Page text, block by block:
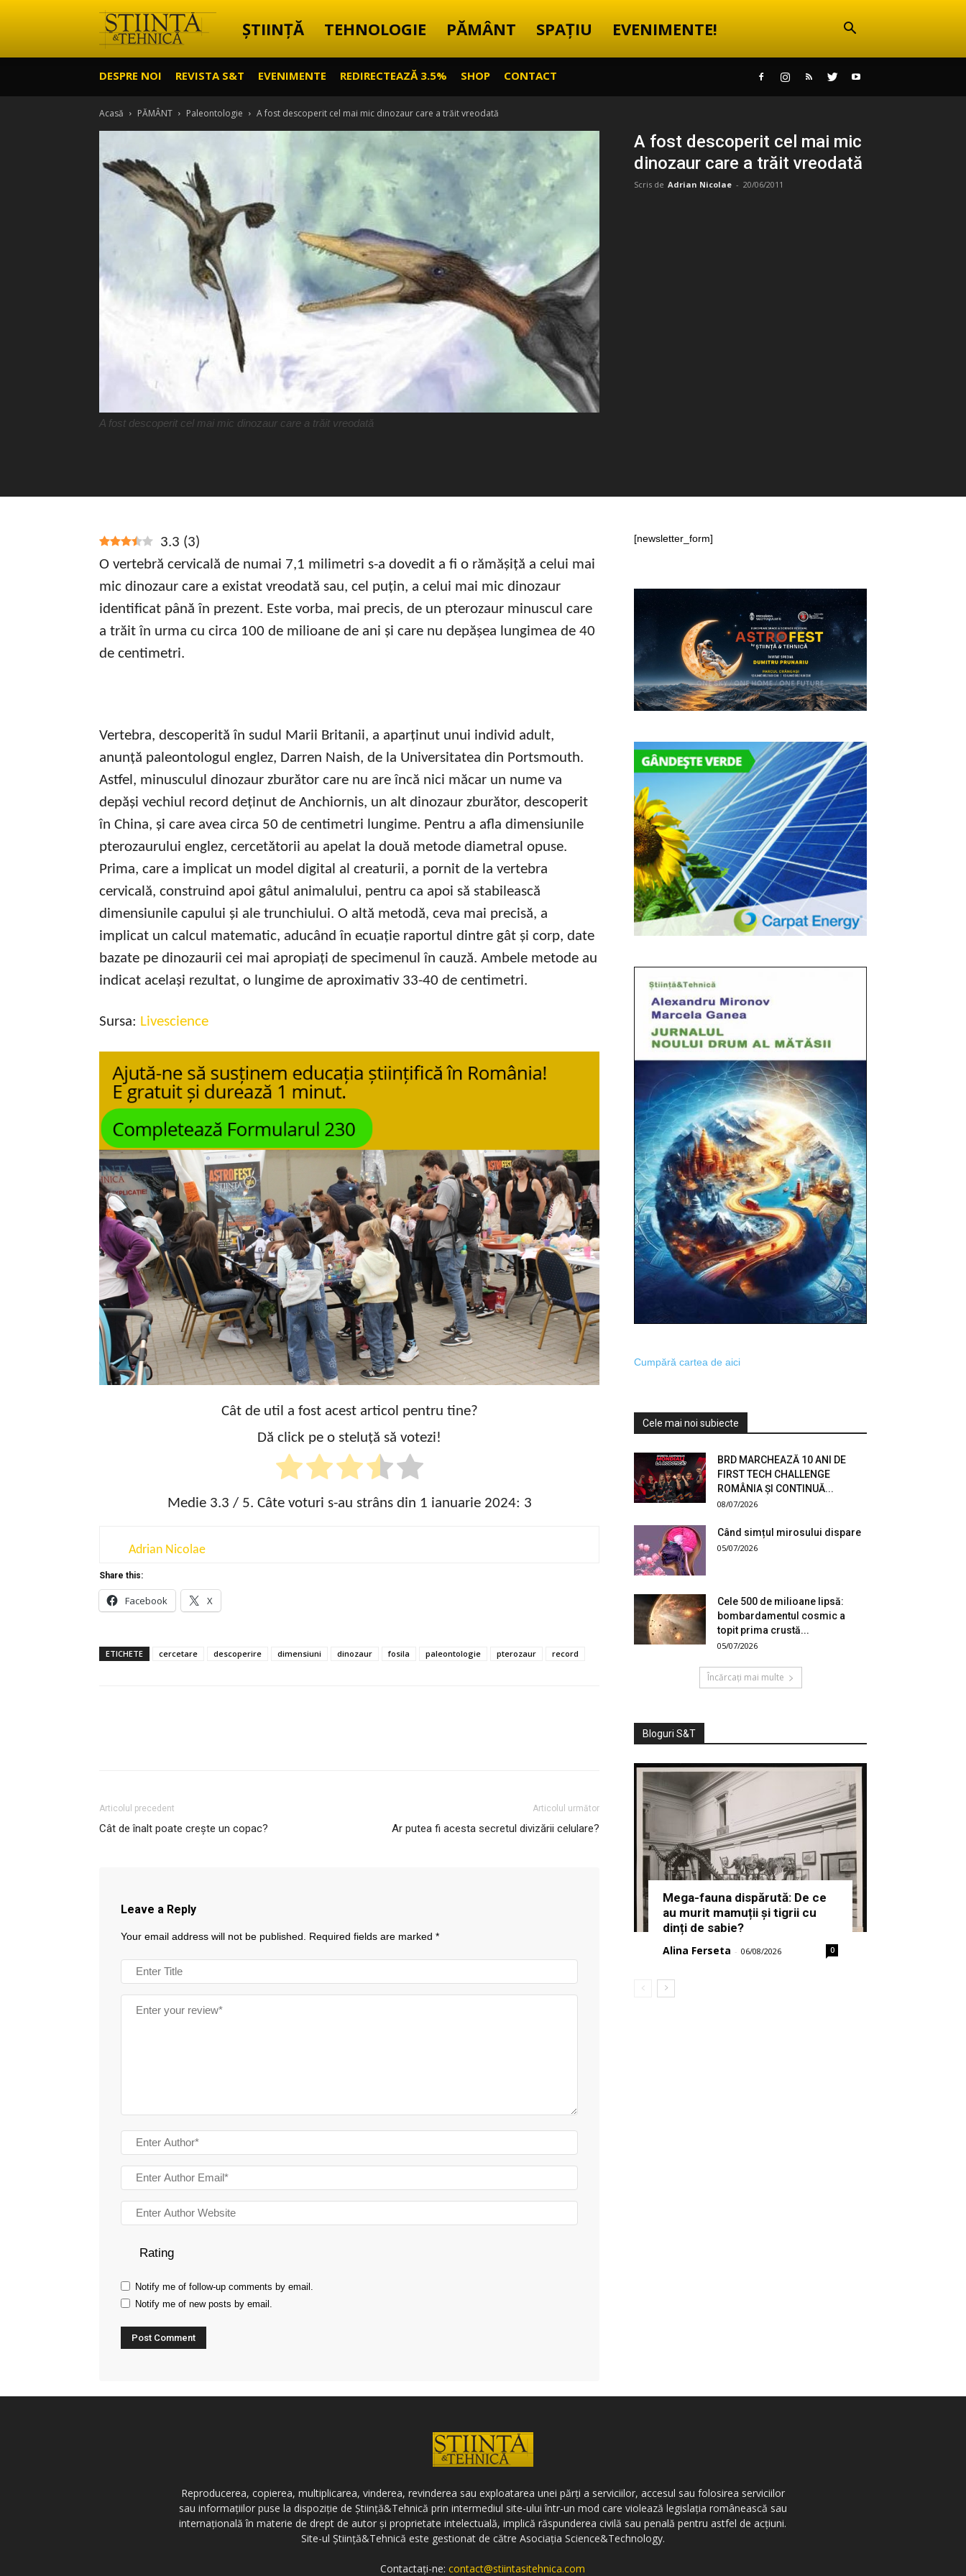
Știință
ȘTIINȚĂ TEHNOLOGIE PĂMÂNT SPAȚIU EVENIMENTE!
DESPRE NOI REVISTA S&T EVENIMENTE REDIRECTEAZĂ 3.5% SHOP CONTACT
Acasă PĂMÂNT Paleontologie A fost descoperit cel mai mic dinozaur care a trăit vreodată
A fost descoperit cel mai mic
dinozaur care a trăit vreodată
Scris de Adrian Nicolae - 20/06/2011
A fost descoperit cel mai mic dinozaur care a trăit vreodată
3.3 (3)
O vertebră cervicală de numai 7,1 milimetri s-a dovedit a fi o rămășiță a celui mai
mic dinozaur care a existat vreodată sau, cel puțin, a celui mai mic dinozaur
identificat până în prezent. Este vorba, mai precis, de un pterozaur minuscul care
a trăit în urma cu circa 100 de milioane de ani și care nu depășea lungimea de 40
de centimetri.
Vertebra, descoperită în sudul Marii Britanii, a aparținut unui individ adult,
anunță paleontologul englez, Darren Naish, de la Universitatea din Portsmouth.
Astfel, minusculul dinozaur zburător care nu are încă nici măcar un nume va
depăși vechiul record deținut de Anchiornis, un alt dinozaur zburător, descoperit
în China, și care avea circa 50 de centimetri lungime. Pentru a afla dimensiunile
pterozaurului englez, cercetătorii au apelat la două metode diametral opuse.
Prima, care a implicat un model digital al creaturii, a pornit de la vertebra
cervicală, construind apoi gâtul animalului, pentru ca apoi să stabilească
dimensiunile capului și ale trunchiului. O altă metodă, ceva mai precisă, a
implicat un calcul matematic, aducând în ecuație raportul dintre gât și corp, date
bazate pe dinozaurii cei mai apropiați de specimenul în cauză. Ambele metode au
indicat același rezultat, o lungime de aproximativ 33-40 de centimetri.
Sursa: Livescience
Cât de util a fost acest articol pentru tine?
Dă click pe o steluță să votezi!
Medie 3.3 / 5. Câte voturi s-au strâns din 1 ianuarie 2024: 3
Adrian Nicolae
Share this:
Facebook X
ETICHETE cercetare descoperire dimensiuni dinozaur fosila paleontologie pterozaur record
Articolul precedent
Cât de înalt poate crește un copac?
Articolul următor
Ar putea fi acesta secretul divizării celulare?
Leave a Reply
Your email address will not be published. Required fields are marked *
Rating
Notify me of follow-up comments by email.
Notify me of new posts by email.
[newsletter_form]
Cumpără cartea de aici
Cele mai noi subiecte
BRD MARCHEAZĂ 10 ANI DE
FIRST TECH CHALLENGE
ROMÂNIA ȘI CONTINUĂ...
08/07/2026
Când simțul mirosului dispare
05/07/2026
Cele 500 de milioane lipsă:
bombardamentul cosmic a
topit prima crustă...
05/07/2026
Încărcați mai multe
Bloguri S&T
Mega-fauna dispărută: De ce
au murit mamuții și tigrii cu
dinți de sabie?
Alina Ferseta - 06/08/2026 0
Reproducerea, copierea, multiplicarea, vinderea, revinderea sau exploatarea unei părți a serviciilor, accesul sau folosirea serviciilor
sau informațiilor puse la dispoziție de Știință&Tehnică prin intermediul site-ului într-un mod care violează legislația românească sau
internațională în materie de drept de autor și proprietate intelectuală, implică răspunderea civilă sau penală pentru astfel de acțiuni.
Site-ul Știință&Tehnică este gestionat de către Asociația Science&Technology.
Contactați-ne:contact@stiintasitehnica.com